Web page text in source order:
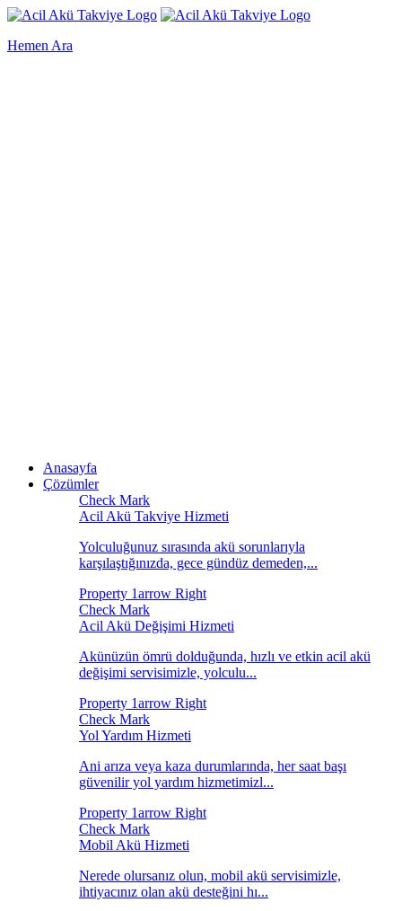
Hemen Ara
Anasayfa
Çözümler
Acil Akü Takviye Hizmeti
Yolculuğunuz sırasında akü sorunlarıyla
karşılaştığınızda, gece gündüz demeden,...
Acil Akü Değişimi Hizmeti
Akünüzün ömrü dolduğunda, hızlı ve etkin acil akü
değişimi servisimizle, yolculu...
Yol Yardım Hizmeti
Ani arıza veya kaza durumlarında, her saat başı
güvenilir yol yardım hizmetimizl...
Mobil Akü Hizmeti
Nerede olursanız olun, mobil akü servisimizle,
ihtiyacınız olan akü desteğini hı...